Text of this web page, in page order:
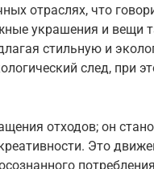
отраслях, что
украшения и вещи
стильную и
след, при
отходов; он
Это